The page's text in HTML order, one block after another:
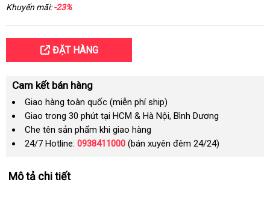
Khuyến mãi:-23%
ĐẶT HÀNG
Cam kết bán hàng
Giao hàng toàn quốc (miễn phí ship)
Giao trong 30 phút tại HCM & Hà Nội, Bình Dương
Che tên sản phẩm khi giao hàng
24/7 Hotline: 0938411000 (bán xuyên đêm 24/24)
Mô tả chi tiết